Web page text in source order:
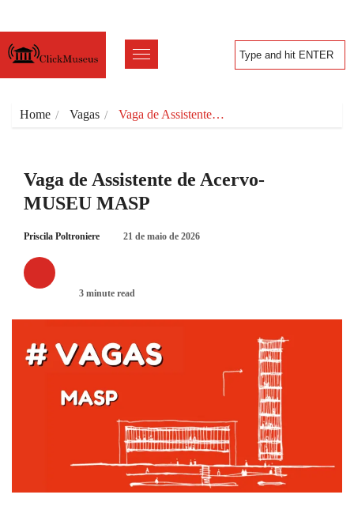
Home Vagas Vaga de Assistente…
Vaga de Assistente de Acervo-
MUSEU MASP
Priscila Poltroniere 21 de maio de 2026
3 minute read